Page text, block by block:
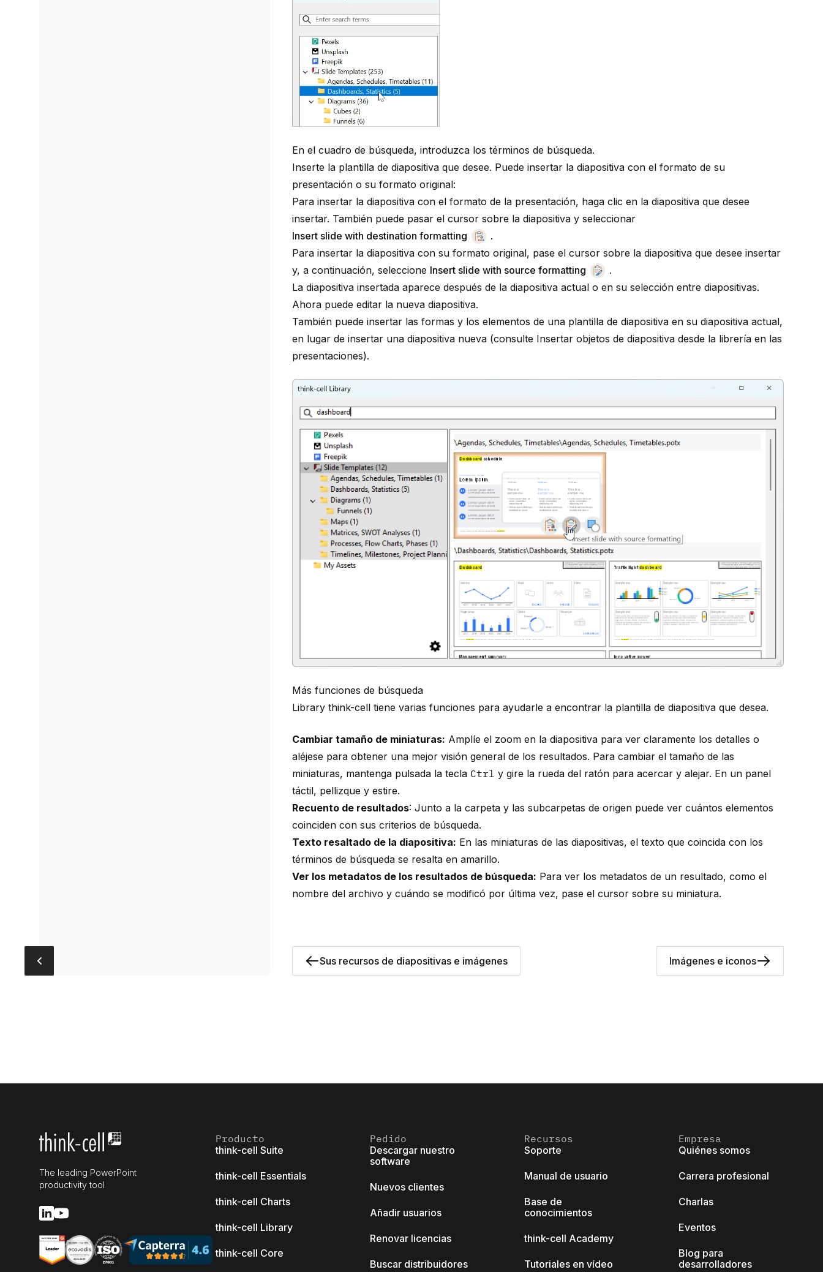
En el cuadro de búsqueda, introduzca los términos de búsqueda.
Inserte la plantilla de diapositiva que desee. Puede insertar la diapositiva con el formato de su
presentación o su formato original:
Para insertar la diapositiva con el formato de la presentación, haga clic en la diapositiva que desee
insertar. También puede pasar el cursor sobre la diapositiva y seleccionar
Insert slide with destination formatting
.
Para insertar la diapositiva con su formato original, pase el cursor sobre la diapositiva que desee insertar
y, a continuación, seleccione Insert slide with source formatting
.
La diapositiva insertada aparece después de la diapositiva actual o en su selección entre diapositivas.
Ahora puede editar la nueva diapositiva.
También puede insertar las formas y los elementos de una plantilla de diapositiva en su diapositiva actual,
en lugar de insertar una diapositiva nueva (consulte Insertar objetos de diapositiva desde la librería en las
presentaciones).
Más funciones de búsqueda
Librarythink-cell tiene varias funciones para ayudarle a encontrar la plantilla de diapositiva que desea.
Cambiar tamaño de miniaturas: Amplíe el zoom en la diapositiva para ver claramente los detalles o
aléjese para obtener una mejor visión general de los resultados. Para cambiar el tamaño de las
miniaturas, mantenga pulsada la tecla Ctrl y gire la rueda del ratón para acercar y alejar. En un panel
táctil, pellizque y estire.
Recuento de resultados: Junto a la carpeta y las subcarpetas de origen puede ver cuántos elementos
coinciden con sus criterios de búsqueda.
Texto resaltado de la diapositiva: En las miniaturas de las diapositivas, el texto que coincida con los
términos de búsqueda se resalta en amarillo.
Ver los metadatos de los resultados de búsqueda: Para ver los metadatos de un resultado, como el
nombre del archivo y cuándo se modificó por última vez, pase el cursor sobre su miniatura.
Sus recursos de diapositivas e imágenes Imágenes e iconos
The leading PowerPoint
productivity tool
Producto
think-cell Suite
think-cell Essentials
think-cell Charts
think-cell Library
think-cell Core
Pedido
Descargar nuestro
software
Nuevos clientes
Añadir usuarios
Renovar licencias
Buscar distribuidores
Recursos
Soporte
Manual de usuario
Base de
conocimientos
think-cell Academy
Tutoriales en vídeo
Empresa
Quiénes somos
Carrera profesional
Charlas
Eventos
Blog para
desarrolladores